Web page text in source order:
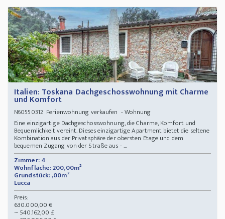
Italien: Toskana Dachgeschosswohnung mit Charme
und Komfort
N60550312Ferienwohnung verkaufen - Wohnung
Eine einzigartige Dachgeschosswohnung, die Charme, Komfort und
Bequemlichkeit vereint. Dieses einzigartige Apartment bietet die seltene
Kombination aus der Privatsphäre der obersten Etage und dem
bequemen Zugang von der Straße aus - ...
Zimmer: 4
Wohnfläche: 200,00m²
Grundstück: ,00m²
Lucca
Preis:
630.000,00 €
~ 540.162,00 £